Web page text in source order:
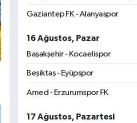
Gaziantep FK - Alanyaspor
16 Ağustos, Pazar
Başakşehir - Kocaelispor
Beşiktaş - Eyüpspor
Amed - Erzurumspor FK
17 Ağustos, Pazartesi